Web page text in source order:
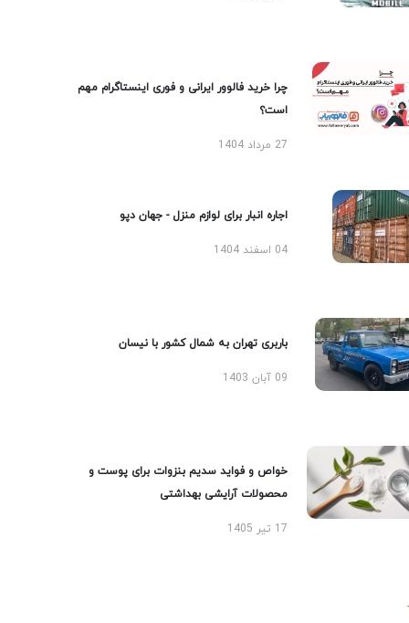
چرا خرید فالوور ایرانی و فوری اینستاگرام مهم
است؟
27 مرداد 1404
اجاره انبار برای لوازم منزل - جهان دپو
04 اسفند 1404
باربری تهران به شمال کشور با نیسان
09 آبان 1403
خواص و فواید سدیم بنزوات برای پوست و
محصولات آرایشی بهداشتی
17 تیر 1405